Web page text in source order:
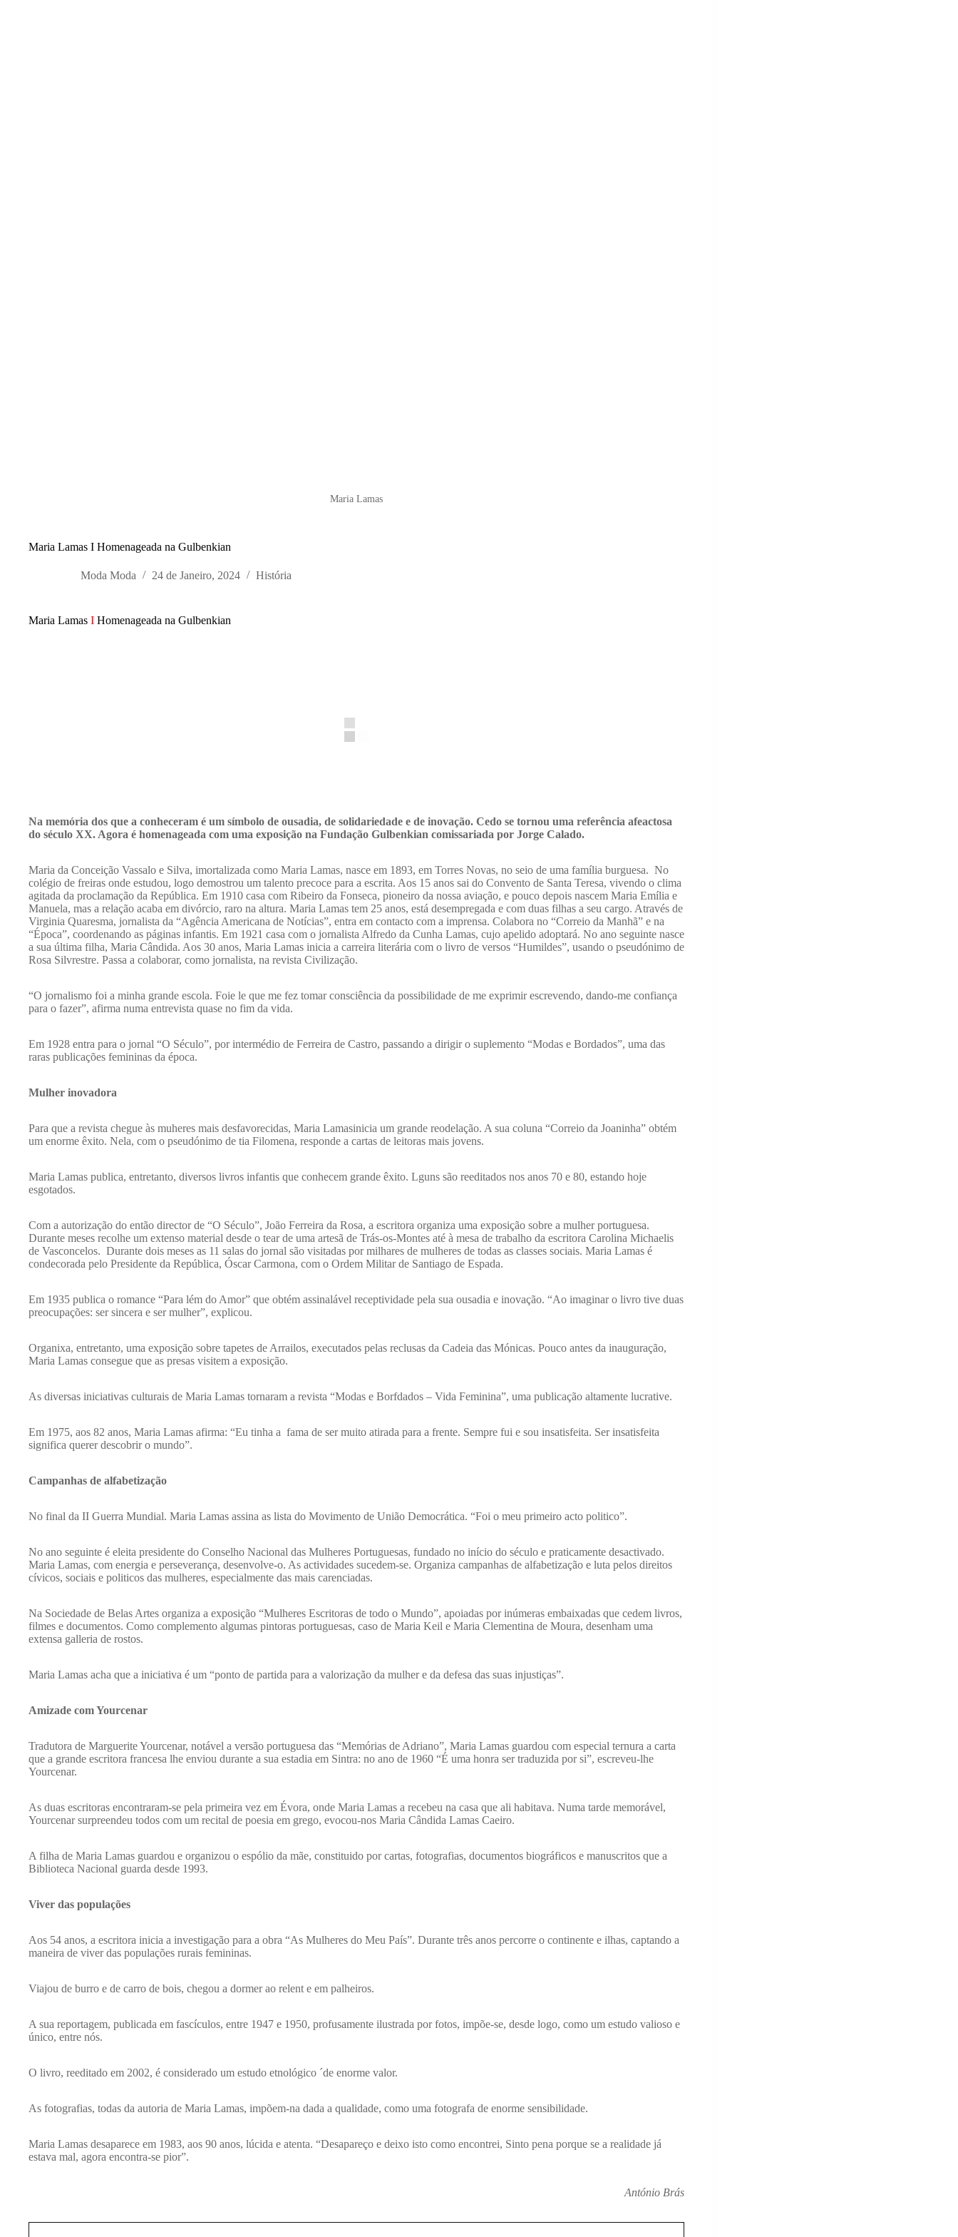
Maria Lamas
Maria Lamas I Homenageada na Gulbenkian
Moda Moda 24 de Janeiro, 2024 História
Maria Lamas I Homenageada na Gulbenkian
Na memória dos que a conheceram é um símbolo de ousadia, de solidariedade e de inovação. Cedo se tornou uma referência afeactosa
do século XX. Agora é homenageada com uma exposição na Fundação Gulbenkian comissariada por Jorge Calado.
Maria da Conceição Vassalo e Silva, imortalizada como Maria Lamas, nasce em 1893, em Torres Novas, no seio de uma família burguesa. No
colégio de freiras onde estudou, logo demostrou um talento precoce para a escrita. Aos 15 anos sai do Convento de Santa Teresa, vivendo o clima
agitada da proclamação da República. Em 1910 casa com Ribeiro da Fonseca, pioneiro da nossa aviação, e pouco depois nascem Maria Emília e
Manuela, mas a relação acaba em divórcio, raro na altura. Maria Lamas tem 25 anos, está desempregada e com duas filhas a seu cargo. Através de
Virginia Quaresma, jornalista da “Agência Americana de Notícias”, entra em contacto com a imprensa. Colabora no “Correio da Manhã” e na
“Época”, coordenando as páginas infantis. Em 1921 casa com o jornalista Alfredo da Cunha Lamas, cujo apelido adoptará. No ano seguinte nasce
a sua última filha, Maria Cândida. Aos 30 anos, Maria Lamas inicia a carreira literária com o livro de versos “Humildes”, usando o pseudónimo de
Rosa Silvrestre. Passa a colaborar, como jornalista, na revista Civilização.
“O jornalismo foi a minha grande escola. Foie le que me fez tomar consciência da possibilidade de me exprimir escrevendo, dando-me confiança
para o fazer”, afirma numa entrevista quase no fim da vida.
Em 1928 entra para o jornal “O Século”, por intermédio de Ferreira de Castro, passando a dirigir o suplemento “Modas e Bordados”, uma das
raras publicações femininas da época.
Mulher inovadora
Para que a revista chegue às muheres mais desfavorecidas, Maria Lamasinicia um grande reodelação. A sua coluna “Correio da Joaninha” obtém
um enorme êxito. Nela, com o pseudónimo de tia Filomena, responde a cartas de leitoras mais jovens.
Maria Lamas publica, entretanto, diversos livros infantis que conhecem grande êxito. Lguns são reeditados nos anos 70 e 80, estando hoje
esgotados.
Com a autorização do então director de “O Século”, João Ferreira da Rosa, a escritora organiza uma exposição sobre a mulher portuguesa.
Durante meses recolhe um extenso material desde o tear de uma artesã de Trás-os-Montes até à mesa de trabalho da escritora Carolina Michaelis
de Vasconcelos. Durante dois meses as 11 salas do jornal são visitadas por milhares de mulheres de todas as classes sociais. Maria Lamas é
condecorada pelo Presidente da República, Óscar Carmona, com o Ordem Militar de Santiago de Espada.
Em 1935 publica o romance “Para lém do Amor” que obtém assinalável receptividade pela sua ousadia e inovação. “Ao imaginar o livro tive duas
preocupações: ser sincera e ser mulher”, explicou.
Organixa, entretanto, uma exposição sobre tapetes de Arrailos, executados pelas reclusas da Cadeia das Mónicas. Pouco antes da inauguração,
Maria Lamas consegue que as presas visitem a exposição.
As diversas iniciativas culturais de Maria Lamas tornaram a revista “Modas e Borfdados – Vida Feminina”, uma publicação altamente lucrative.
Em 1975, aos 82 anos, Maria Lamas afirma: “Eu tinha a fama de ser muito atirada para a frente. Sempre fui e sou insatisfeita. Ser insatisfeita
significa querer descobrir o mundo”.
Campanhas de alfabetização
No final da II Guerra Mundial. Maria Lamas assina as lista do Movimento de União Democrática. “Foi o meu primeiro acto politico”.
No ano seguinte é eleita presidente do Conselho Nacional das Mulheres Portuguesas, fundado no início do século e praticamente desactivado.
Maria Lamas, com energia e perseverança, desenvolve-o. As actividades sucedem-se. Organiza campanhas de alfabetização e luta pelos direitos
cívicos, sociais e politicos das mulheres, especialmente das mais carenciadas.
Na Sociedade de Belas Artes organiza a exposição “Mulheres Escritoras de todo o Mundo”, apoiadas por inúmeras embaixadas que cedem livros,
filmes e documentos. Como complemento algumas pintoras portuguesas, caso de Maria Keil e Maria Clementina de Moura, desenham uma
extensa galleria de rostos.
Maria Lamas acha que a iniciativa é um “ponto de partida para a valorização da mulher e da defesa das suas injustiças”.
Amizade com Yourcenar
Tradutora de Marguerite Yourcenar, notável a versão portuguesa das “Memórias de Adriano”, Maria Lamas guardou com especial ternura a carta
que a grande escritora francesa lhe enviou durante a sua estadia em Sintra: no ano de 1960 “É uma honra ser traduzida por si”, escreveu-lhe
Yourcenar.
As duas escritoras encontraram-se pela primeira vez em Évora, onde Maria Lamas a recebeu na casa que ali habitava. Numa tarde memorável,
Yourcenar surpreendeu todos com um recital de poesia em grego, evocou-nos Maria Cândida Lamas Caeiro.
A filha de Maria Lamas guardou e organizou o espólio da mãe, constituido por cartas, fotografias, documentos biográficos e manuscritos que a
Biblioteca Nacional guarda desde 1993.
Viver das populações
Aos 54 anos, a escritora inicia a investigação para a obra “As Mulheres do Meu País”. Durante três anos percorre o continente e ilhas, captando a
maneira de viver das populações rurais femininas.
Viajou de burro e de carro de bois, chegou a dormer ao relent e em palheiros.
A sua reportagem, publicada em fascículos, entre 1947 e 1950, profusamente ilustrada por fotos, impõe-se, desde logo, como um estudo valioso e
único, entre nós.
O livro, reeditado em 2002, é considerado um estudo etnológico ´de enorme valor.
As fotografias, todas da autoria de Maria Lamas, impõem-na dada a qualidade, como uma fotografa de enorme sensibilidade.
Maria Lamas desaparece em 1983, aos 90 anos, lúcida e atenta. “Desapareço e deixo isto como encontrei, Sinto pena porque se a realidade já
estava mal, agora encontra-se pior”.
António Brás